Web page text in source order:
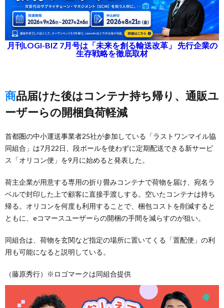
月刊LOGI-BIZ 7月号は「未来を創る輸送改革」 先行企業の
生存戦略を徹底取材
商品届けた後はコンテナ持ち帰り、通販ユ
ーザーらの開梱負荷軽減
首都圏の中小運送事業者25社が参加している「ラストワンマイル協
同組合」は7月22日、段ボールを使わずに定期配送できる新サービ
ス「オリコン便」を9月に始めると発表した。
荷主企業が用意する専用の折り畳みコンテナで荷物を届け、宛名ラ
ベルで封印した上で顧客に直接手渡しする。空いたコンテナは持ち
帰る。オリコンを何度も利用することで、梱包コストを削減すると
ともに、eコマースユーザーらの開梱の手間を減らすのが狙い。
同組合は、荷物を玄関など指定の場所に置いてくる「置配便」の利
用も可能になると説明している。
（藤原秀行）※ロゴマークは同組合提供